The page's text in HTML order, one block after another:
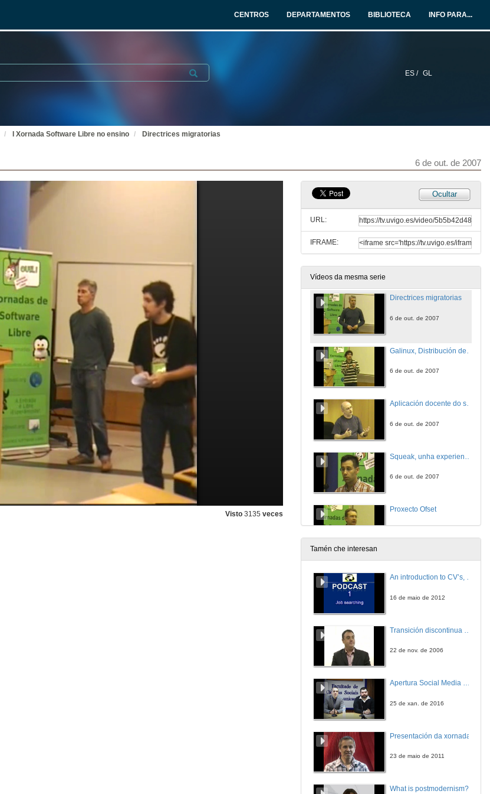
CENTROS DEPARTAMENTOS BIBLIOTECA INFO PARA...
ES / GL
Submit
I Xornada Software Libre no ensino Directrices migratorias
6 de out. de 2007
Visto 3135 veces
Ocultar
URL:
IFRAME:
Vídeos da mesma serie
Aplicación do software libre para a ensinanza das tecnoloxías de redes
5 de out. de 2007
Software Libre como estratexia transversal do PEGSI
Rede de Dinamización da Sociedade da Información, actuacións no ensino
5 de out. de 2007
Directrices migratorias
6 de out. de 2007
6 de out. de 2007
Aplicación docente do software libre
6 de out. de 2007
6 de out. de 2007
Proxecto Ofset
Software Libre e terminais lixeiros en aulas: TCOS
19 de out. de 2007
Tamén che interesan
An introduction to CV’s, letters, and job searching
16 de maio de 2012
22 de nov. de 2006
Apertura Social Media Day 2016
25 de xan. de 2016
Presentación da xornada
23 de maio de 2011
What is postmodernism?